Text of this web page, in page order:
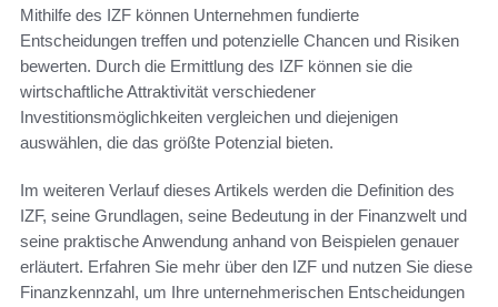
Mithilfe des IZF können Unternehmen fundierte
Entscheidungen treffen und potenzielle Chancen und Risiken
bewerten. Durch die Ermittlung des IZF können sie die
wirtschaftliche Attraktivität verschiedener
Investitionsmöglichkeiten vergleichen und diejenigen
auswählen, die das größte Potenzial bieten.
Im weiteren Verlauf dieses Artikels werden die Definition des
IZF, seine Grundlagen, seine Bedeutung in der Finanzwelt und
seine praktische Anwendung anhand von Beispielen genauer
erläutert. Erfahren Sie mehr über den IZF und nutzen Sie diese
Finanzkennzahl, um Ihre unternehmerischen Entscheidungen